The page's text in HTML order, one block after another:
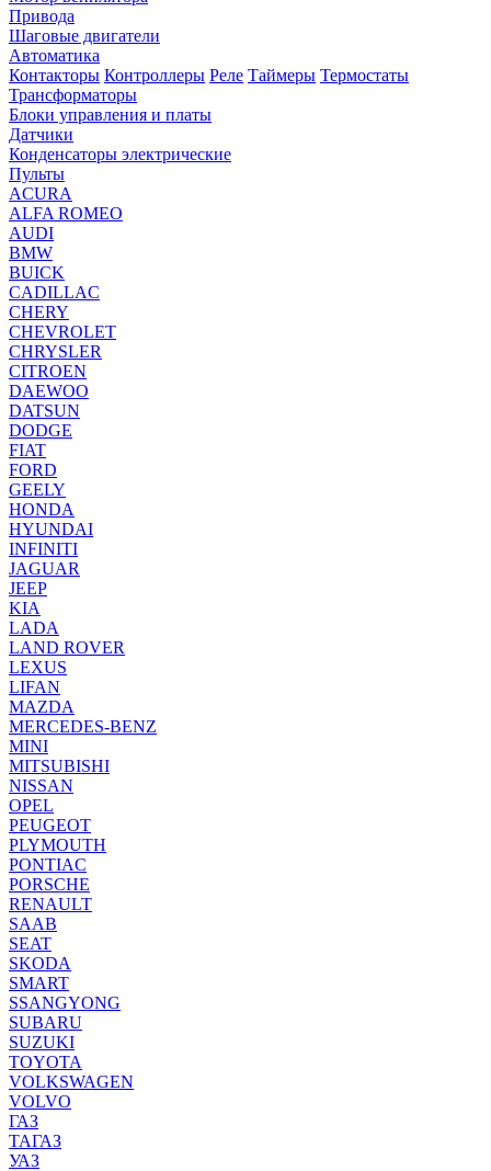
Привода
Шаговые двигатели
Автоматика
Контакторы Контроллеры Реле Таймеры Термостаты
Трансформаторы
Блоки управления и платы
Датчики
Конденсаторы электрические
Пульты
ACURA
ALFA ROMEO
AUDI
BMW
BUICK
CADILLAC
CHERY
CHEVROLET
CHRYSLER
CITROEN
DAEWOO
DATSUN
DODGE
FIAT
FORD
GEELY
HONDA
HYUNDAI
INFINITI
JAGUAR
JEEP
KIA
LADA
LAND ROVER
LEXUS
LIFAN
MAZDA
MERCEDES-BENZ
MINI
MITSUBISHI
NISSAN
OPEL
PEUGEOT
PLYMOUTH
PONTIAC
PORSCHE
RENAULT
SAAB
SEAT
SKODA
SMART
SSANGYONG
SUBARU
SUZUKI
TOYOTA
VOLKSWAGEN
VOLVO
ГАЗ
ТАГАЗ
УАЗ